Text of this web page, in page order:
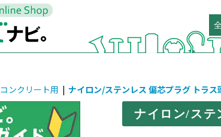
コンクリート用 | ナイロン/ステンレス 偏芯プラグ トラス
ナイロン/ステ